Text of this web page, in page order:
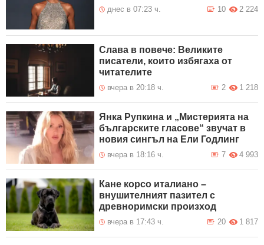
днес в 07:23 ч. 2 224
10
Слава в повече: Великите
писатели, които избягаха от
читателите
вчера в 20:18 ч. 1 218
2
Янка Рупкина и „Мистерията на
българските гласове“ звучат в
новия сингъл на Ели Годлинг
вчера в 18:16 ч. 4 993
7
Кане корсо италиано –
внушителният пазител с
древноримски произход
вчера в 17:43 ч. 1 817
20